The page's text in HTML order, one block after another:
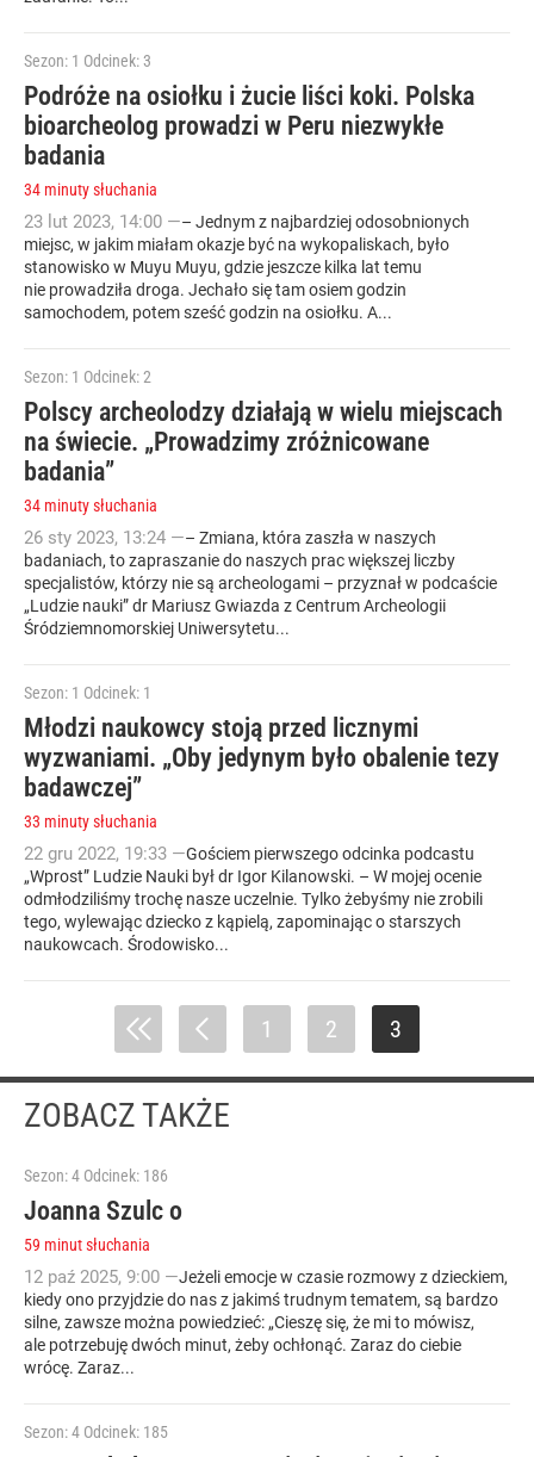
Sezon: 1 Odcinek: 3
Podróże na osiołku i żucie liści koki. Polska
bioarcheolog prowadzi w Peru niezwykłe
badania
34 minuty słuchania
23 lut 2023, 14:00 —– Jednym z najbardziej odosobnionych
miejsc, w jakim miałam okazje być na wykopaliskach, było
stanowisko w Muyu Muyu, gdzie jeszcze kilka lat temu
nie prowadziła droga. Jechało się tam osiem godzin
samochodem, potem sześć godzin na osiołku. A...
Sezon: 1 Odcinek: 2
Polscy archeolodzy działają w wielu miejscach
na świecie. „Prowadzimy zróżnicowane
badania”
34 minuty słuchania
26 sty 2023, 13:24 —– Zmiana, która zaszła w naszych
badaniach, to zapraszanie do naszych prac większej liczby
specjalistów, którzy nie są archeologami – przyznał w podcaście
„Ludzie nauki” dr Mariusz Gwiazda z Centrum Archeologii
Śródziemnomorskiej Uniwersytetu...
Sezon: 1 Odcinek: 1
Młodzi naukowcy stoją przed licznymi
wyzwaniami. „Oby jedynym było obalenie tezy
badawczej”
33 minuty słuchania
22 gru 2022, 19:33 —Gościem pierwszego odcinka podcastu
„Wprost” Ludzie Nauki był dr Igor Kilanowski. – W mojej ocenie
odmłodziliśmy trochę nasze uczelnie. Tylko żebyśmy nie zrobili
tego, wylewając dziecko z kąpielą, zapominając o starszych
naukowcach. Środowisko...
1 2 3
ZOBACZ TAKŻE
Sezon: 4 Odcinek: 186
Joanna Szulc o
59 minut słuchania
12 paź 2025, 9:00 —Jeżeli emocje w czasie rozmowy z dzieckiem,
kiedy ono przyjdzie do nas z jakimś trudnym tematem, są bardzo
silne, zawsze można powiedzieć: „Cieszę się, że mi to mówisz,
ale potrzebuję dwóch minut, żeby ochłonąć. Zaraz do ciebie
wrócę. Zaraz...
Sezon: 4 Odcinek: 185